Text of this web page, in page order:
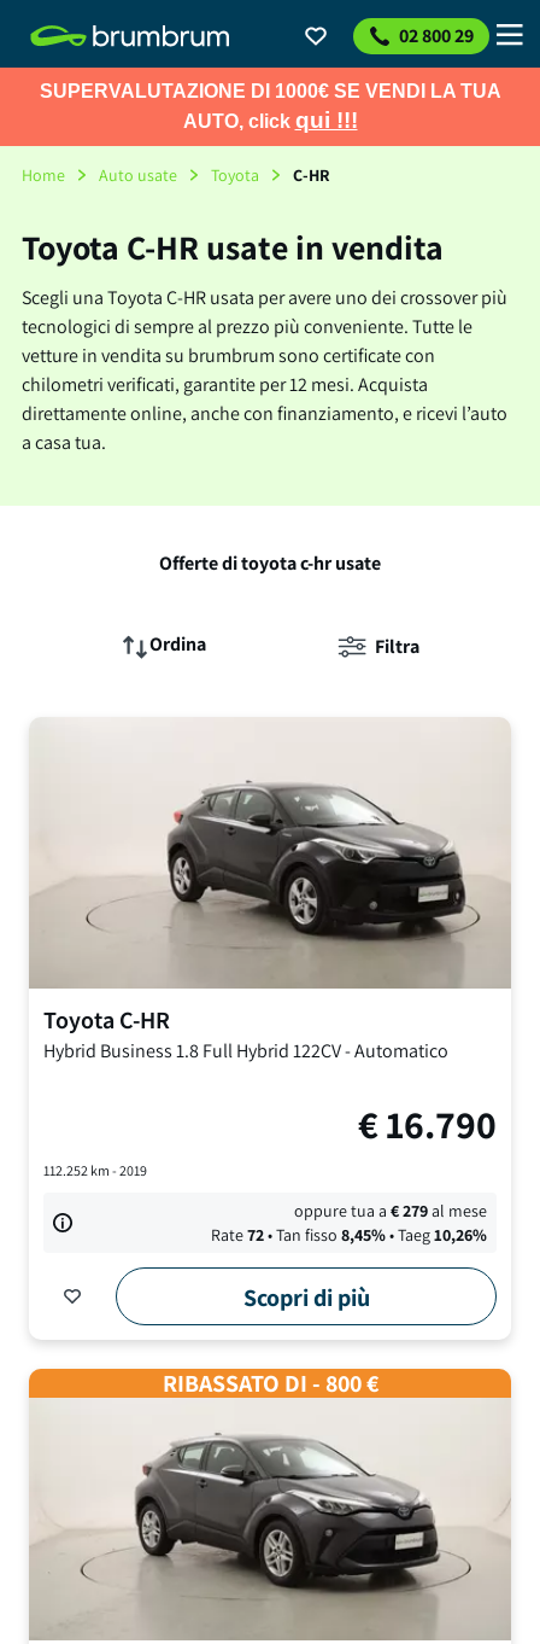
02 800 29
SUPERVALUTAZIONE DI 1000€ SE VENDI LA TUA
AUTO, click qui !!!
Home Auto usate Toyota C-HR
Toyota C-HR usate in vendita
Scegli una Toyota C-HR usata per avere uno dei crossover più
tecnologici di sempre al prezzo più conveniente. Tutte le
vetture in vendita su brumbrum sono certificate con
chilometri verificati, garantite per 12 mesi. Acquista
direttamente online, anche con finanziamento, e ricevi l’auto
a casa tua.
Offerte di toyota c-hr usate
Ordina Filtra
Toyota C-HR
Hybrid Business1.8 Full Hybrid 122CV-Automatico
€16.790
112.252km - 2019
oppure tua a€279al mese
Rate72• Tan fisso 8,45%• Taeg10,26%
Scopri di più
RIBASSATO DI - 800 €